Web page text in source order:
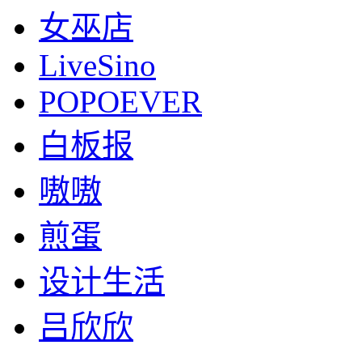
女巫店
LiveSino
POPOEVER
白板报
嗷嗷
煎蛋
设计生活
吕欣欣